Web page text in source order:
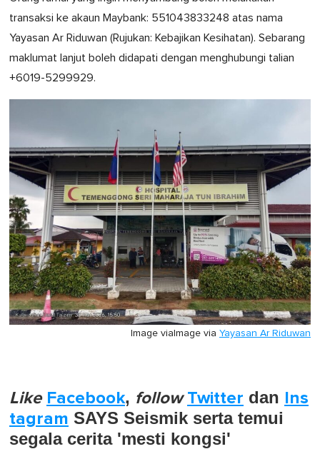
transaksi ke akaun Maybank: 551043833248 atas nama
Yayasan Ar Riduwan (Rujukan: Kebajikan Kesihatan). Sebarang
maklumat lanjut boleh didapati dengan menghubungi talian
+6019-5299929.
Image via Yayasan Ar Riduwan
Image via
Like Facebook, follow Twitter dan Ins
tagram SAYS Seismik serta temui
segala cerita 'mesti kongsi'